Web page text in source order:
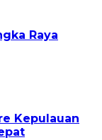
Raya
Kepulauan